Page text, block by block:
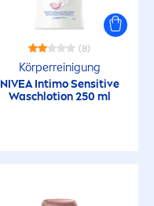
(8)
Körperreinigung
NIVEAIntimoSensitive
Waschlotion 250 ml